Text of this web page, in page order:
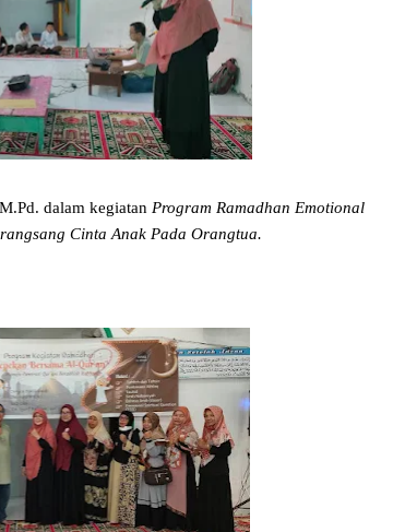
dalam kegiatan Program Ramadhan Emotional
Cinta Anak Pada Orangtua.